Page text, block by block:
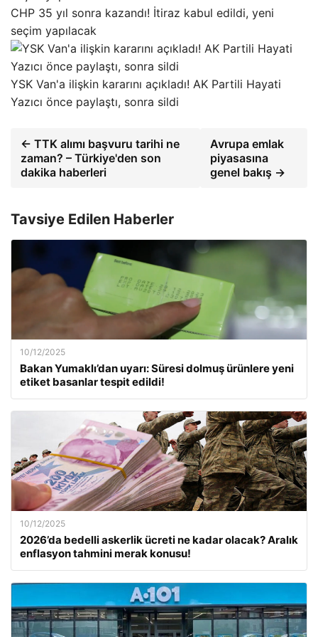
CHP 35 yıl sonra kazandı! İtiraz kabul edildi, yeni
seçim yapılacak
YSK Van'a ilişkin kararını açıkladı! AK Partili Hayati
Yazıcı önce paylaştı, sonra sildi
← TTK alımı başvuru tarihi ne
zaman? – Türkiye'den son
dakika haberleri
Avrupa emlak
piyasasına
genel bakış →
Tavsiye Edilen Haberler
10/12/2025
Bakan Yumaklı’dan uyarı: Süresi dolmuş ürünlere yeni
etiket basanlar tespit edildi!
10/12/2025
2026’da bedelli askerlik ücreti ne kadar olacak? Aralık
enflasyon tahmini merak konusu!